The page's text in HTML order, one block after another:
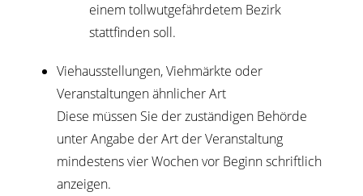
einem tollwutgefährdetem Bezirk
stattfinden soll.
Viehausstellungen, Viehmärkte oder
Veranstaltungen ähnlicher Art
Diese müssen Sie der zuständigen Behörde
unter Angabe der Art der Veranstaltung
mindestens vier Wochen vor Beginn schriftlich
anzeigen.